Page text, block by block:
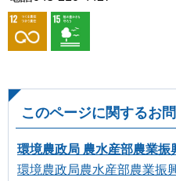
このページに関するお
環境農政局 農水産部農業振
環境農政局農水産部農業振